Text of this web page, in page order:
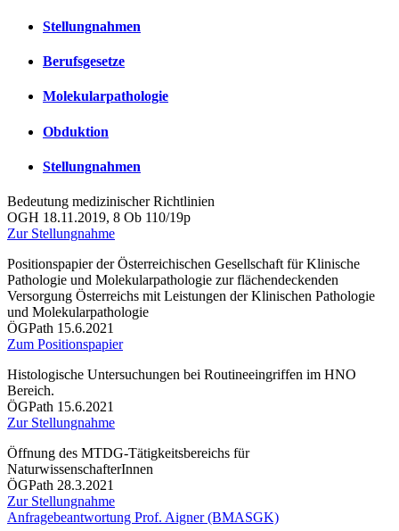
Stellungnahmen
Berufsgesetze
Molekularpathologie
Obduktion
Stellungnahmen
Bedeutung medizinischer Richtlinien
OGH 18.11.2019, 8 Ob 110/19p
Zur Stellungnahme
Positionspapier der Österreichischen Gesellschaft für Klinische
Pathologie und Molekularpathologie zur flächendeckenden
Versorgung Österreichs mit Leistungen der Klinischen Pathologie
und Molekularpathologie
ÖGPath 15.6.2021
Zum Positionspapier
Histologische Untersuchungen bei Routineeingriffen im HNO
Bereich.
ÖGPath 15.6.2021
Zur Stellungnahme
Öffnung des MTDG-Tätigkeitsbereichs für
NaturwissenschafterInnen
ÖGPath 28.3.2021
Zur Stellungnahme
Anfragebeantwortung Prof. Aigner (BMASGK)